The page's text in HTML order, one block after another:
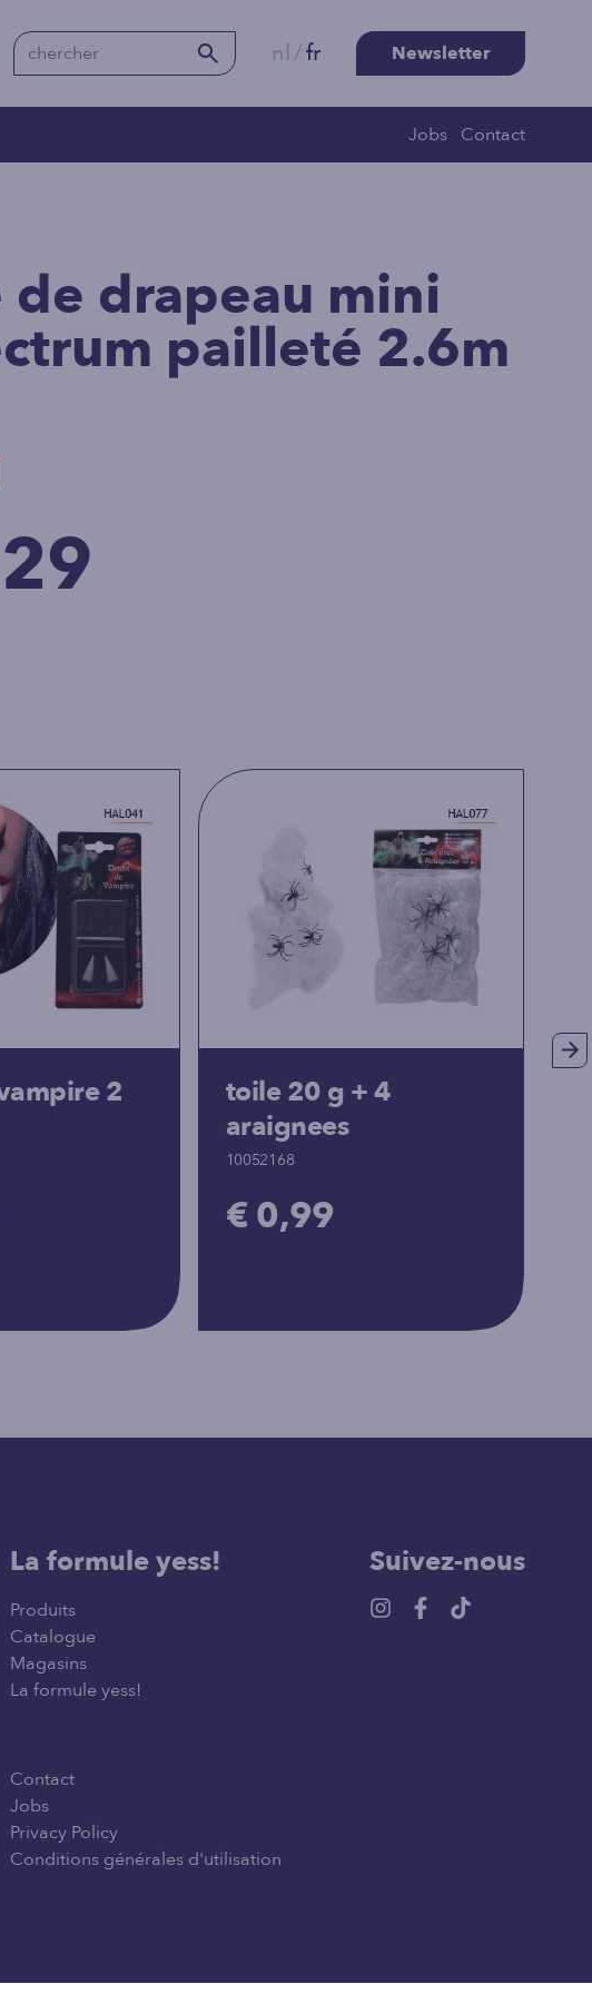
nl/fr Newsletter
Jobs Contact
drapeau mini
pailleté 2.6m
2
toile 20 g + 4
araignees
10052168
€ 0,99
La formule yess!
Produits
Catalogue
Magasins
La formule yess!
Contact
Jobs
Privacy Policy
Conditions générales d'utilisation
Suivez-nous